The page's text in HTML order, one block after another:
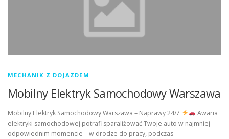
MECHANIK Z DOJAZDEM
Mobilny Elektryk Samochodowy Warszawa
Mobilny Elektryk Samochodowy Warszawa – Naprawy 24/7
Awaria
elektryki samochodowej potrafi sparaliżować Twoje auto w najmniej
odpowiednim momencie – w drodze do pracy, podczas